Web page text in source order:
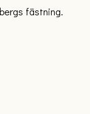
fästning.